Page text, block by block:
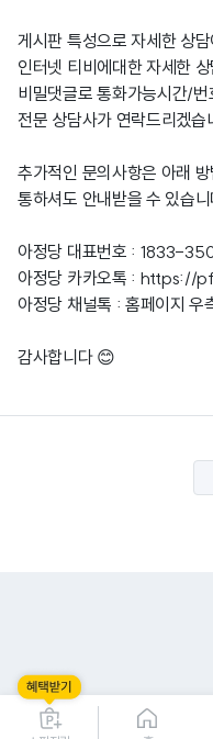
게시판 특성으로 자세한 상
인터넷 티비에대한 자세한
비밀댓글로 통화가능시간/번
전문 상담사가 연락드리겠습
추가적인 문의사항은 아래
통하셔도 안내받을 수 있습
아정당 대표번호 : 1833-
아정당 카카오톡 : https://
아정당 채널톡 : 홈페이지 우
감사합니다 😊